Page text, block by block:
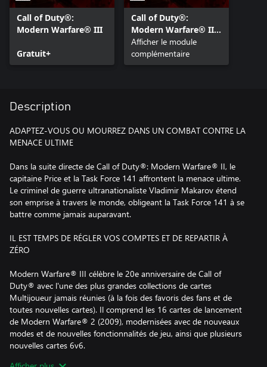
Call of Duty®:
Modern Warfare® III
Gratuit+
Call of Duty®:
Modern Warfare® III
- Pack de Contenu 1
Afficher le module
complémentaire
Description
ADAPTEZ-VOUS OU MOURREZ DANS UN COMBAT CONTRE LA
MENACE ULTIME
Dans la suite directe de Call of Duty®: Modern Warfare® II, le
capitaine Price et la Task Force 141 affrontent la menace ultime.
Le criminel de guerre ultranationaliste Vladimir Makarov étend
son emprise à travers le monde, obligeant la Task Force 141 à se
battre comme jamais auparavant.
IL EST TEMPS DE RÉGLER VOS COMPTES ET DE REPARTIR À
ZÉRO
Modern Warfare® III célèbre le 20e anniversaire de Call of
Duty® avec l'une des plus grandes collections de cartes
Multijoueur jamais réunies (à la fois des favoris des fans et de
toutes nouvelles cartes). Il comprend les 16 cartes de lancement
de Modern Warfare® 2 (2009), modernisées avec de nouveaux
modes et de nouvelles fonctionnalités de jeu, ainsi que plusieurs
nouvelles cartes 6v6.